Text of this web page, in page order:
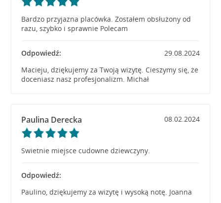
Bardzo przyjazna placówka. Zostałem obsłużony od
razu, szybko i sprawnie Polecam
Odpowiedź:
29.08.2024
Macieju, dziękujemy za Twoją wizytę. Cieszymy się, że
doceniasz nasz profesjonalizm. Michał
Paulina Derecka 08.02.2024
Swietnie miejsce cudowne dziewczyny.
Odpowiedź:
Paulino, dziękujemy za wizytę i wysoką notę. Joanna